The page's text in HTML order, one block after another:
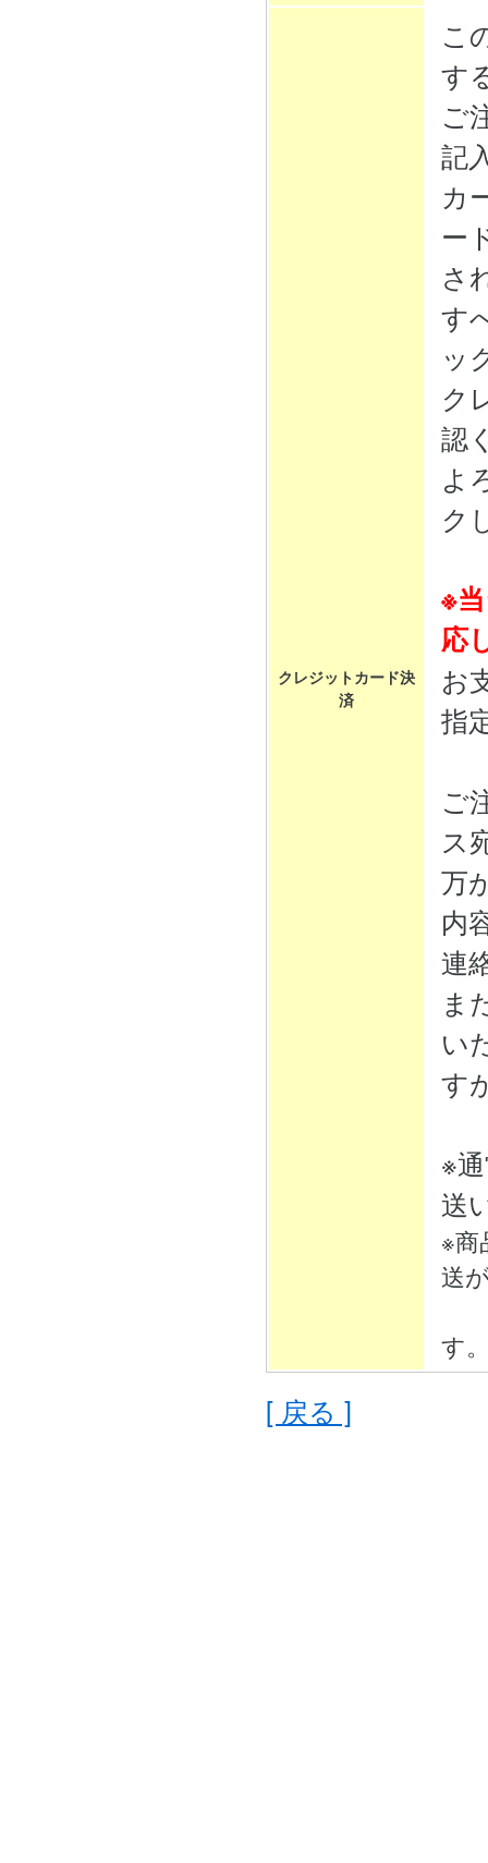
クレジットカード決
済
こ
す
ご
記
カ
ー
さ
す
ッ
ク
認
よ
ク
※
応
お
指
ご
ス
万
内
連
ま
い
す
※
送
※商
送
す
[ 戻る ]